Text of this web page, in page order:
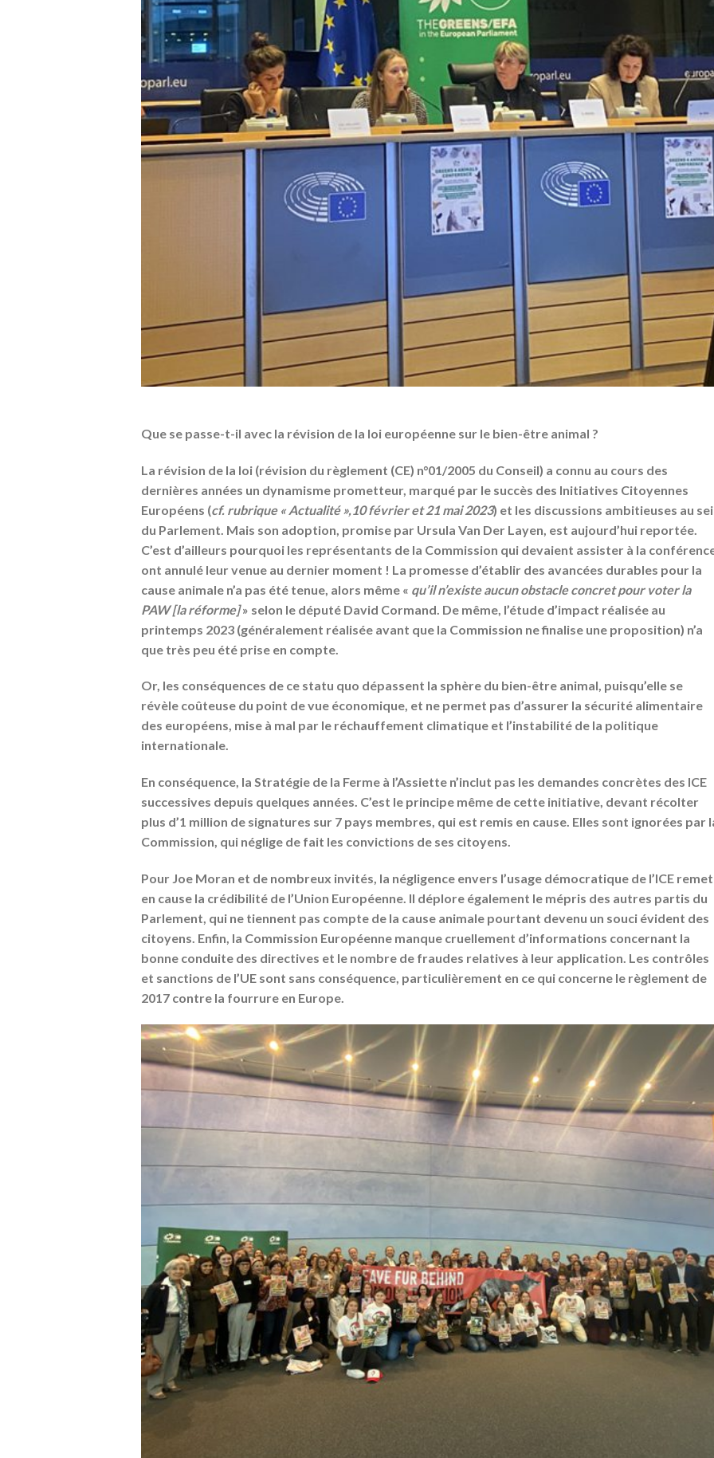
Que se passe-t-il avec la révision de la loi européenne sur le bien-être animal ?
La révision de la loi (révision du règlement (CE) n°01/2005 du Conseil) a connu au cours des
dernières années un dynamisme prometteur, marqué par le succès des Initiatives Citoyennes
Européens (cf. rubrique « Actualité »,10 février et 21 mai 2023) et les discussions ambitieuses au
du Parlement. Mais son adoption, promise par Ursula Van Der Layen, est aujourd’hui reportée.
C’est d’ailleurs pourquoi les représentants de la Commission qui devaient assister à la
ont annulé leur venue au dernier moment ! La promesse d’établir des avancées durables pour la
cause animale n’a pas été tenue, alors même « qu’il n’existe aucun obstacle concret pour voter la
PAW [la réforme]» selon le député David Cormand. De même, l’étude d’impact réalisée au
printemps 2023 (généralement réalisée avant que la Commission ne finalise une proposition) n’a
que très peu été prise en compte.
Or, les conséquences de ce statu quo dépassent la sphère du bien-être animal, puisqu’elle se
révèle coûteuse du point de vue économique, et ne permet pas d’assurer la sécurité alimentaire
des européens, mise à mal par le réchauffement climatique et l’instabilité de la politique
internationale.
En conséquence, la Stratégie de la Ferme à l’Assiette n’inclut pas les demandes concrètes des ICE
successives depuis quelques années. C’est le principe même de cette initiative, devant récolter
plus d’1 million de signatures sur 7 pays membres, qui est remis en cause. Elles sont ignorées par
Commission, qui néglige de fait les convictions de ses citoyens.
Pour Joe Moran et de nombreux invités, la négligence envers l’usage démocratique de l’ICE remet
en cause la crédibilité de l’Union Européenne. Il déplore également le mépris des autres partis du
Parlement, qui ne tiennent pas compte de la cause animale pourtant devenu un souci évident des
citoyens. Enfin, la Commission Européenne manque cruellement d’informations concernant la
bonne conduite des directives et le nombre de fraudes relatives à leur application. Les contrôles
et sanctions de l’UE sont sans conséquence, particulièrement en ce qui concerne le règlement de
2017 contre la fourrure en Europe.